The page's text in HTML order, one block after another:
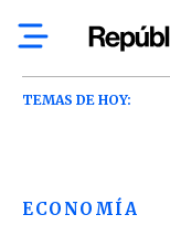
TEMAS DE HOY:
ECONOMÍA